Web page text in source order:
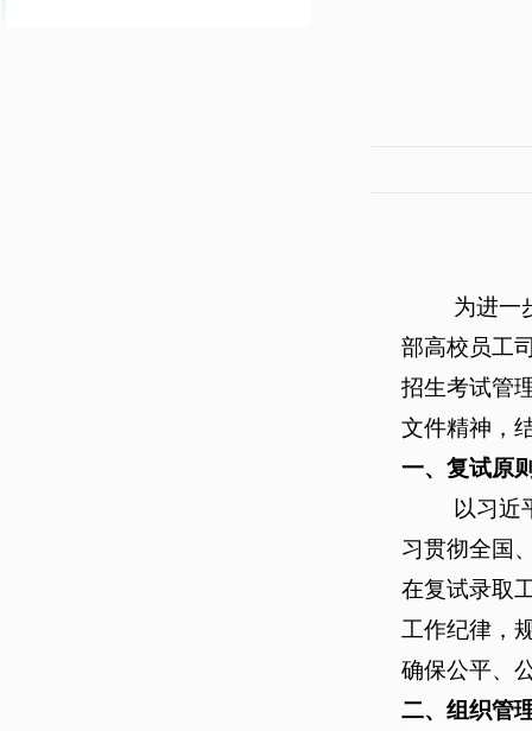
为进一
部高校员工
招生考试管
文件精神，
一、复试原
以习近
习贯彻全国
在复试录取
工作纪律，
确保公平、
二、组织管